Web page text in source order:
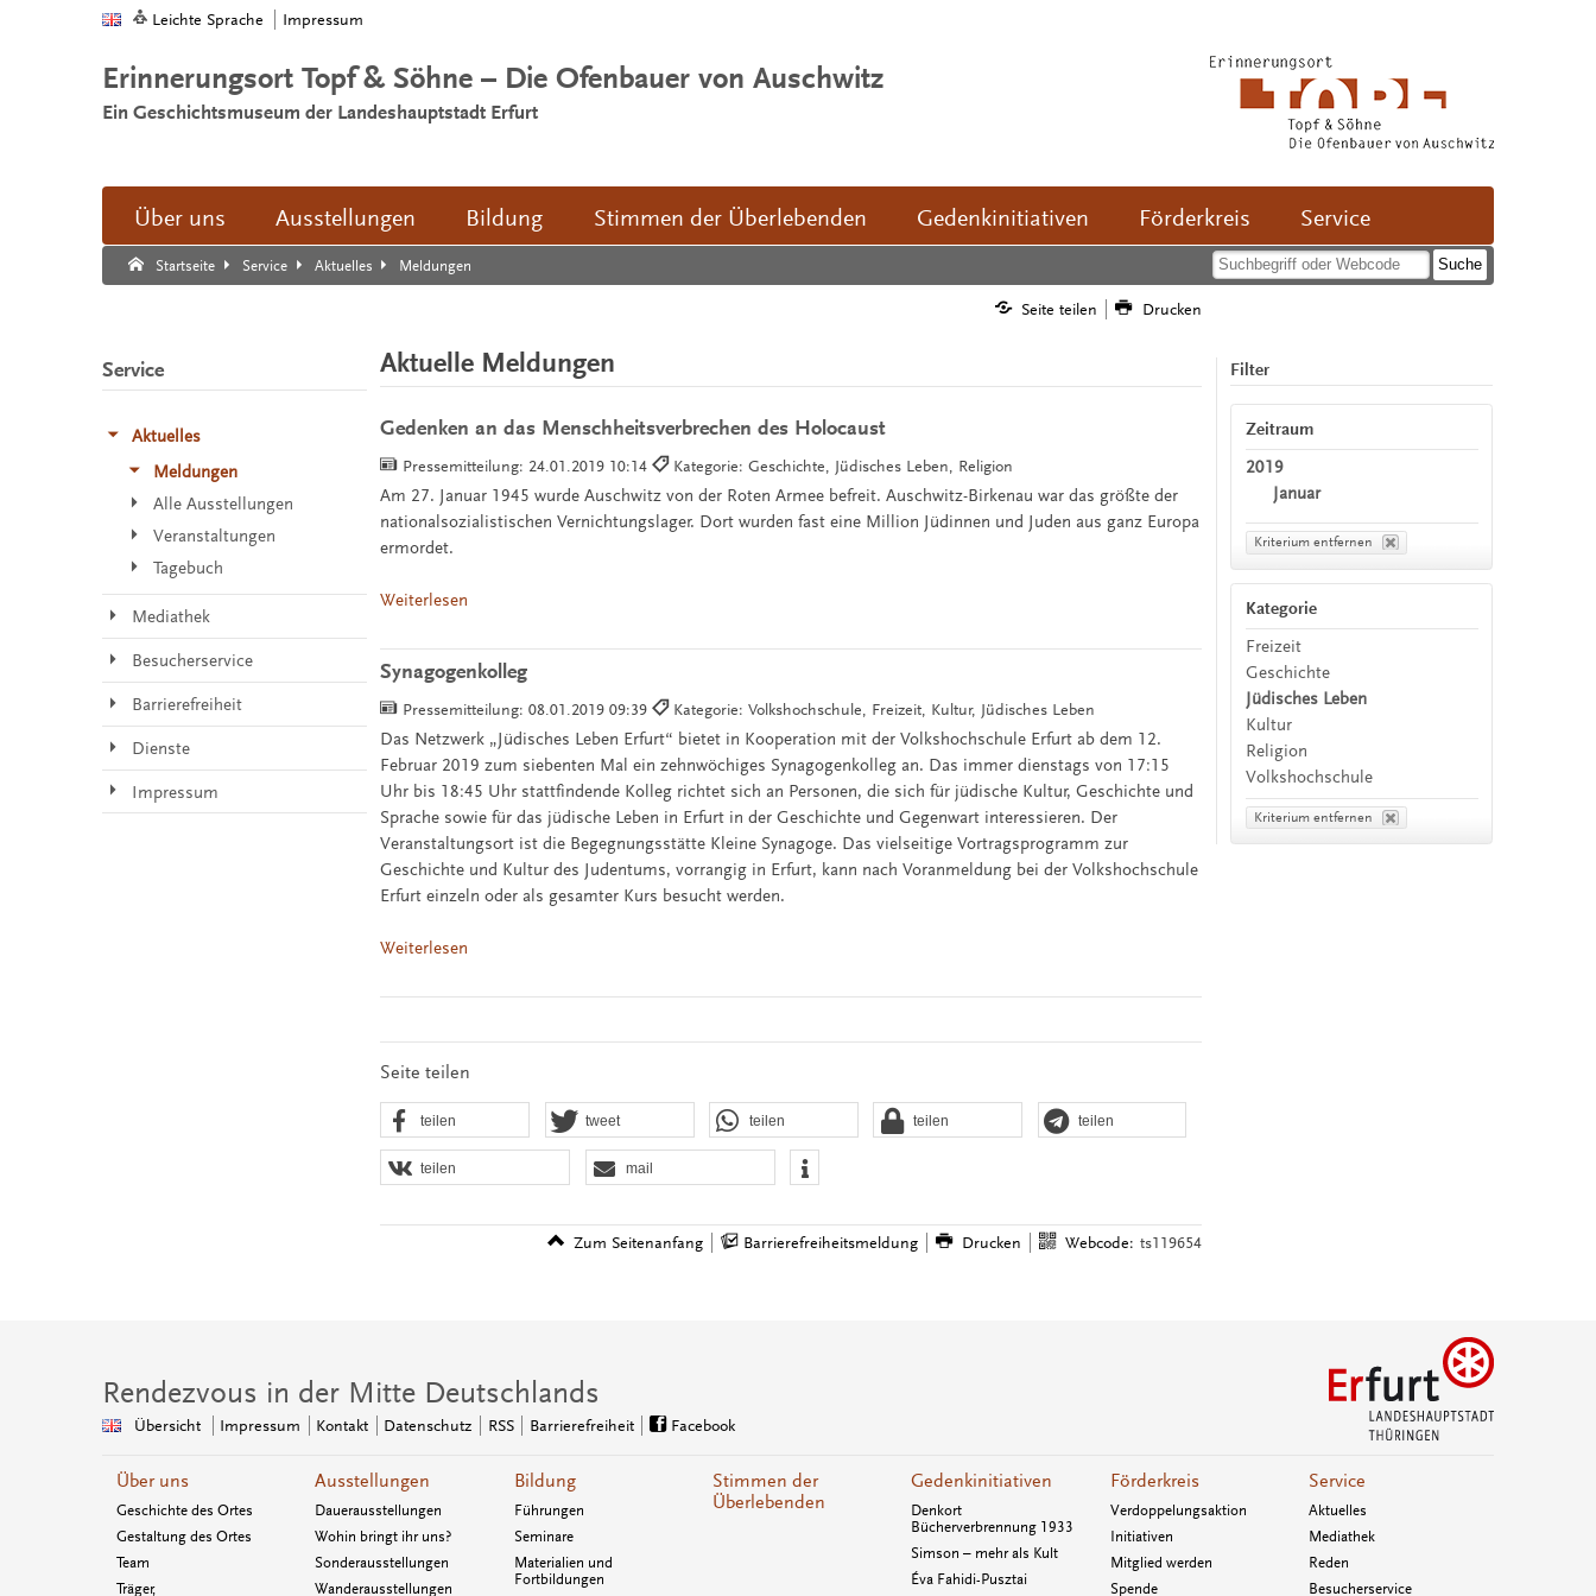
Leichte Sprache Impressum
Erinnerungsort Topf & Söhne – Die Ofenbauer von Auschwitz
Ein Geschichtsmuseum der Landeshauptstadt Erfurt
Über uns Ausstellungen Bildung Stimmen der Überlebenden Gedenkinitiativen Förderkreis Service
Startseite Service Aktuelles Meldungen
Suche:
Suche Ende.
Seite teilen Drucken
Aktuelle Meldungen
Gedenken an das Menschheitsverbrechen des Holocaust
Pressemitteilung: 24.01.2019 10:14 Kategorie: Geschichte, Jüdisches Leben, Religion
Am 27. Januar 1945 wurde Auschwitz von der Roten Armee befreit. Auschwitz-Birkenau war das größte der
nationalsozialistischen Vernichtungslager. Dort wurden fast eine Million Jüdinnen und Juden aus ganz Europa
ermordet.
Weiterlesen
Synagogenkolleg
Pressemitteilung: 08.01.2019 09:39 Kategorie: Volkshochschule, Freizeit, Kultur, Jüdisches Leben
Das Netzwerk „Jüdisches Leben Erfurt“ bietet in Kooperation mit der Volkshochschule Erfurt ab dem 12.
Februar 2019 zum siebenten Mal ein zehnwöchiges Synagogenkolleg an. Das immer dienstags von 17:15
Uhr bis 18:45 Uhr stattfindende Kolleg richtet sich an Personen, die sich für jüdische Kultur, Geschichte und
Sprache sowie für das jüdische Leben in Erfurt in der Geschichte und Gegenwart interessieren. Der
Veranstaltungsort ist die Begegnungsstätte Kleine Synagoge. Das vielseitige Vortragsprogramm zur
Geschichte und Kultur des Judentums, vorrangig in Erfurt, kann nach Voranmeldung bei der Volkshochschule
Erfurt einzeln oder als gesamter Kurs besucht werden.
Weiterlesen
Seite teilen
teilen tweet teilen teilen teilen
teilen mail
Zum Seitenanfang Barrierefreiheitsmeldung Drucken Webcode: ts119654
Filter
Zeitraum
2019
Januar
Kriterium entfernen
Kategorie
Freizeit
Geschichte
Jüdisches Leben
Kultur
Religion
Volkshochschule
Kriterium entfernen
Service
Aktuelles
Meldungen
Alle Ausstellungen
Veranstaltungen
Tagebuch
Mediathek
Besucherservice
Barrierefreiheit
Dienste
Impressum
Rendezvous in der Mitte Deutschlands
Übersicht Impressum Kontakt Datenschutz RSS Barrierefreiheit Facebook
Über uns
Geschichte des Ortes
Gestaltung des Ortes
Team
Träger,
Ausstellungen
Dauerausstellungen
Wohin bringt ihr uns?
Sonderausstellungen
Wanderausstellungen
Bildung
Führungen
Seminare
Materialien und
Fortbildungen
Stimmen der
Überlebenden
Gedenkinitiativen
Denkort
Bücherverbrennung 1933
Simson – mehr als Kult
Éva Fahidi-Pusztai
Förderkreis
Verdoppelungsaktion
Initiativen
Mitglied werden
Spende
Service
Aktuelles
Mediathek
Reden
Besucherservice